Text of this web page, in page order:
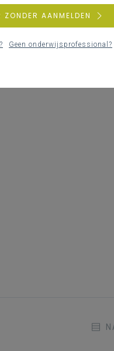
les waarin de
ZONDER AANMELDEN
Geen onderwijsprofessional?